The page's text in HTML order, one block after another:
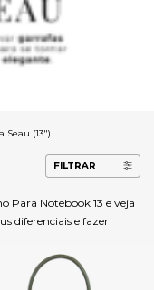
Seau (13")
FILTRAR
Para Notebook 13 e veja
diferenciais e fazer